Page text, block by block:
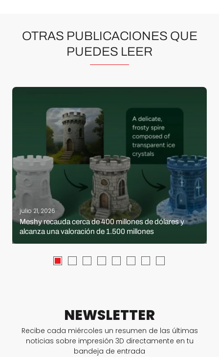
OTRAS PUBLICACIONES QUE
PUEDES LEER
julio 21, 2026
Meshy recauda cerca de 400 millones de dólares y
alcanza una valoración de 1.500 millones
NEWSLETTER
Recibe cada miércoles un resumen de las últimas
noticias sobre impresión 3D directamente en tu
bandeja de entrada